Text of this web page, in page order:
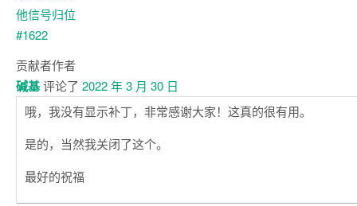
贡献者作者
碱基评论了 2022 年 3 月 30 日
哦，我没有显示补丁，非常感谢大家！这真的很有用。
是的，当然我关闭了这个。
最好的祝福